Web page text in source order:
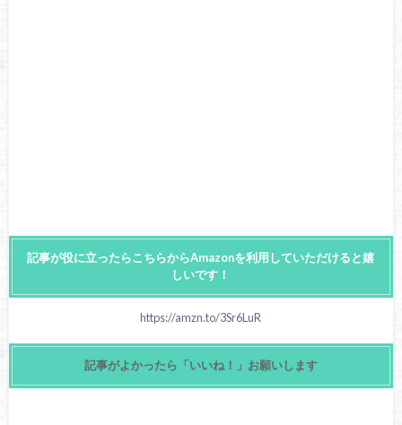
記事が役に立ったらこちらからAmazonを利用していただけると嬉
しいです！
https://amzn.to/3Sr6LuR
記事がよかったら「いいね！」お願いします